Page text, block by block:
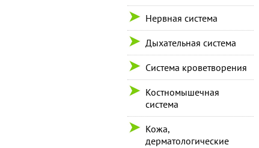
Нервная система
Дыхательная система
Система кроветворения
Костномышечная
система
Кожа,
дерматологические